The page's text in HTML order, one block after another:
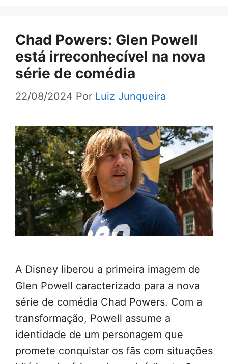
Chad Powers: Glen Powell
está irreconhecível na nova
série de comédia
22/08/2024 Por Luiz Junqueira
A Disney liberou a primeira imagem de
Glen Powell caracterizado para a nova
série de comédia Chad Powers. Com a
transformação, Powell assume a
identidade de um personagem que
promete conquistar os fãs com situações